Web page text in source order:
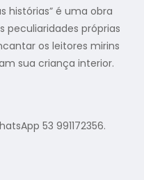
histórias” é uma obra
peculiaridades próprias
os leitores mirins
sua criança interior.
53 991172356.